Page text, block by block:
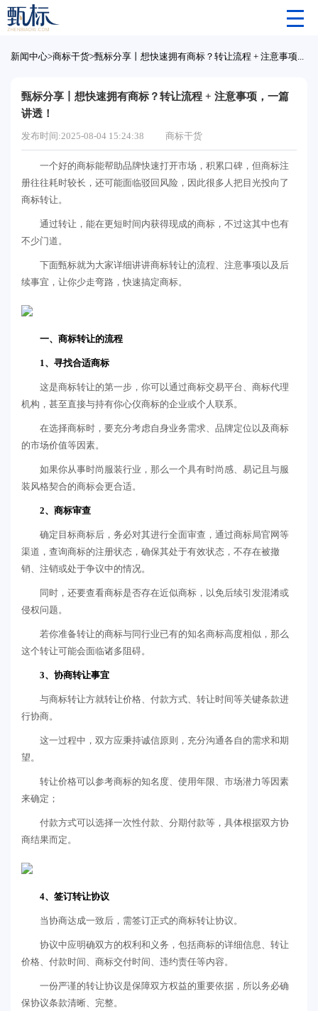
新闻中心>商标干货> 甄标分享丨想快速拥有商标？转让流程 + 注意事项，一篇讲透！
甄标分享丨想快速拥有商标？转让流程 + 注意事项，一篇
讲透！
发布时间:2025-08-04 15:24:38 商标干货
一个好的商标能帮助品牌快速打开市场，积累口碑，但商标注
册往往耗时较长，还可能面临驳回风险，因此很多人把目光投向了
商标转让。
通过转让，能在更短时间内获得现成的商标，不过这其中也有
不少门道。
下面甄标就为大家详细讲讲商标转让的流程、注意事项以及后
续事宜，让你少走弯路，快速搞定商标。
一、商标转让的流程
1、寻找合适商标
这是商标转让的第一步，你可以通过商标交易平台、商标代理
机构，甚至直接与持有你心仪商标的企业或个人联系。
在选择商标时，要充分考虑自身业务需求、品牌定位以及商标
的市场价值等因素。
如果你从事时尚服装行业，那么一个具有时尚感、易记且与服
装风格契合的商标会更合适。
2、商标审查
确定目标商标后，务必对其进行全面审查，通过商标局官网等
渠道，查询商标的注册状态，确保其处于有效状态，不存在被撤
销、注销或处于争议中的情况。
同时，还要查看商标是否存在近似商标，以免后续引发混淆或
侵权问题。
若你准备转让的商标与同行业已有的知名商标高度相似，那么
这个转让可能会面临诸多阻碍。
3、协商转让事宜
与商标转让方就转让价格、付款方式、转让时间等关键条款进
行协商。
这一过程中，双方应秉持诚信原则，充分沟通各自的需求和期
望。
转让价格可以参考商标的知名度、使用年限、市场潜力等因素
来确定；
付款方式可以选择一次性付款、分期付款等，具体根据双方协
商结果而定。
4、签订转让协议
当协商达成一致后，需签订正式的商标转让协议。
协议中应明确双方的权利和义务，包括商标的详细信息、转让
价格、付款时间、商标交付时间、违约责任等内容。
一份严谨的转让协议是保障双方权益的重要依据，所以务必确
保协议条款清晰、完整。